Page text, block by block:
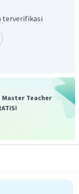
anode adalah ion
terverifikasi
Teacher